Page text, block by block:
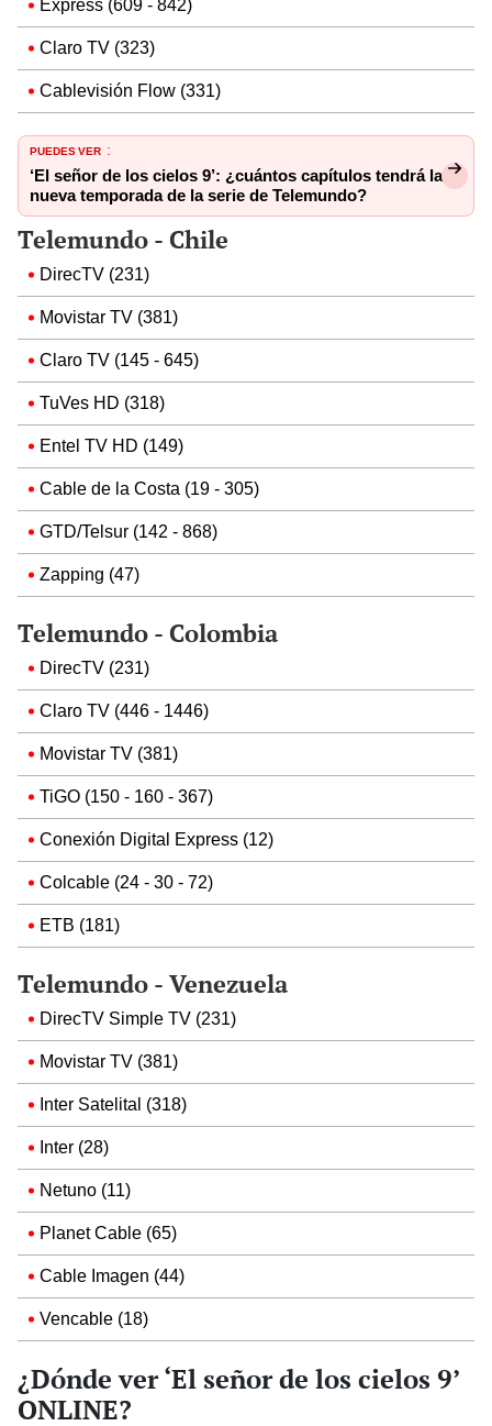
Express (609 - 842)
Claro TV (323)
Cablevisión Flow (331)
PUEDES VER :
‘El señor de los cielos 9’: ¿cuántos capítulos tendrá la
nueva temporada de la serie de Telemundo?
Telemundo - Chile
DirecTV (231)
Movistar TV (381)
Claro TV (145 - 645)
TuVes HD (318)
Entel TV HD (149)
Cable de la Costa (19 - 305)
GTD/Telsur (142 - 868)
Zapping (47)
Telemundo - Colombia
DirecTV (231)
Claro TV (446 - 1446)
Movistar TV (381)
TiGO (150 - 160 - 367)
Conexión Digital Express (12)
Colcable (24 - 30 - 72)
ETB (181)
Telemundo - Venezuela
DirecTV Simple TV (231)
Movistar TV (381)
Inter Satelital (318)
Inter (28)
Netuno (11)
Planet Cable (65)
Cable Imagen (44)
Vencable (18)
¿Dónde ver ‘El señor de los cielos 9’
ONLINE?